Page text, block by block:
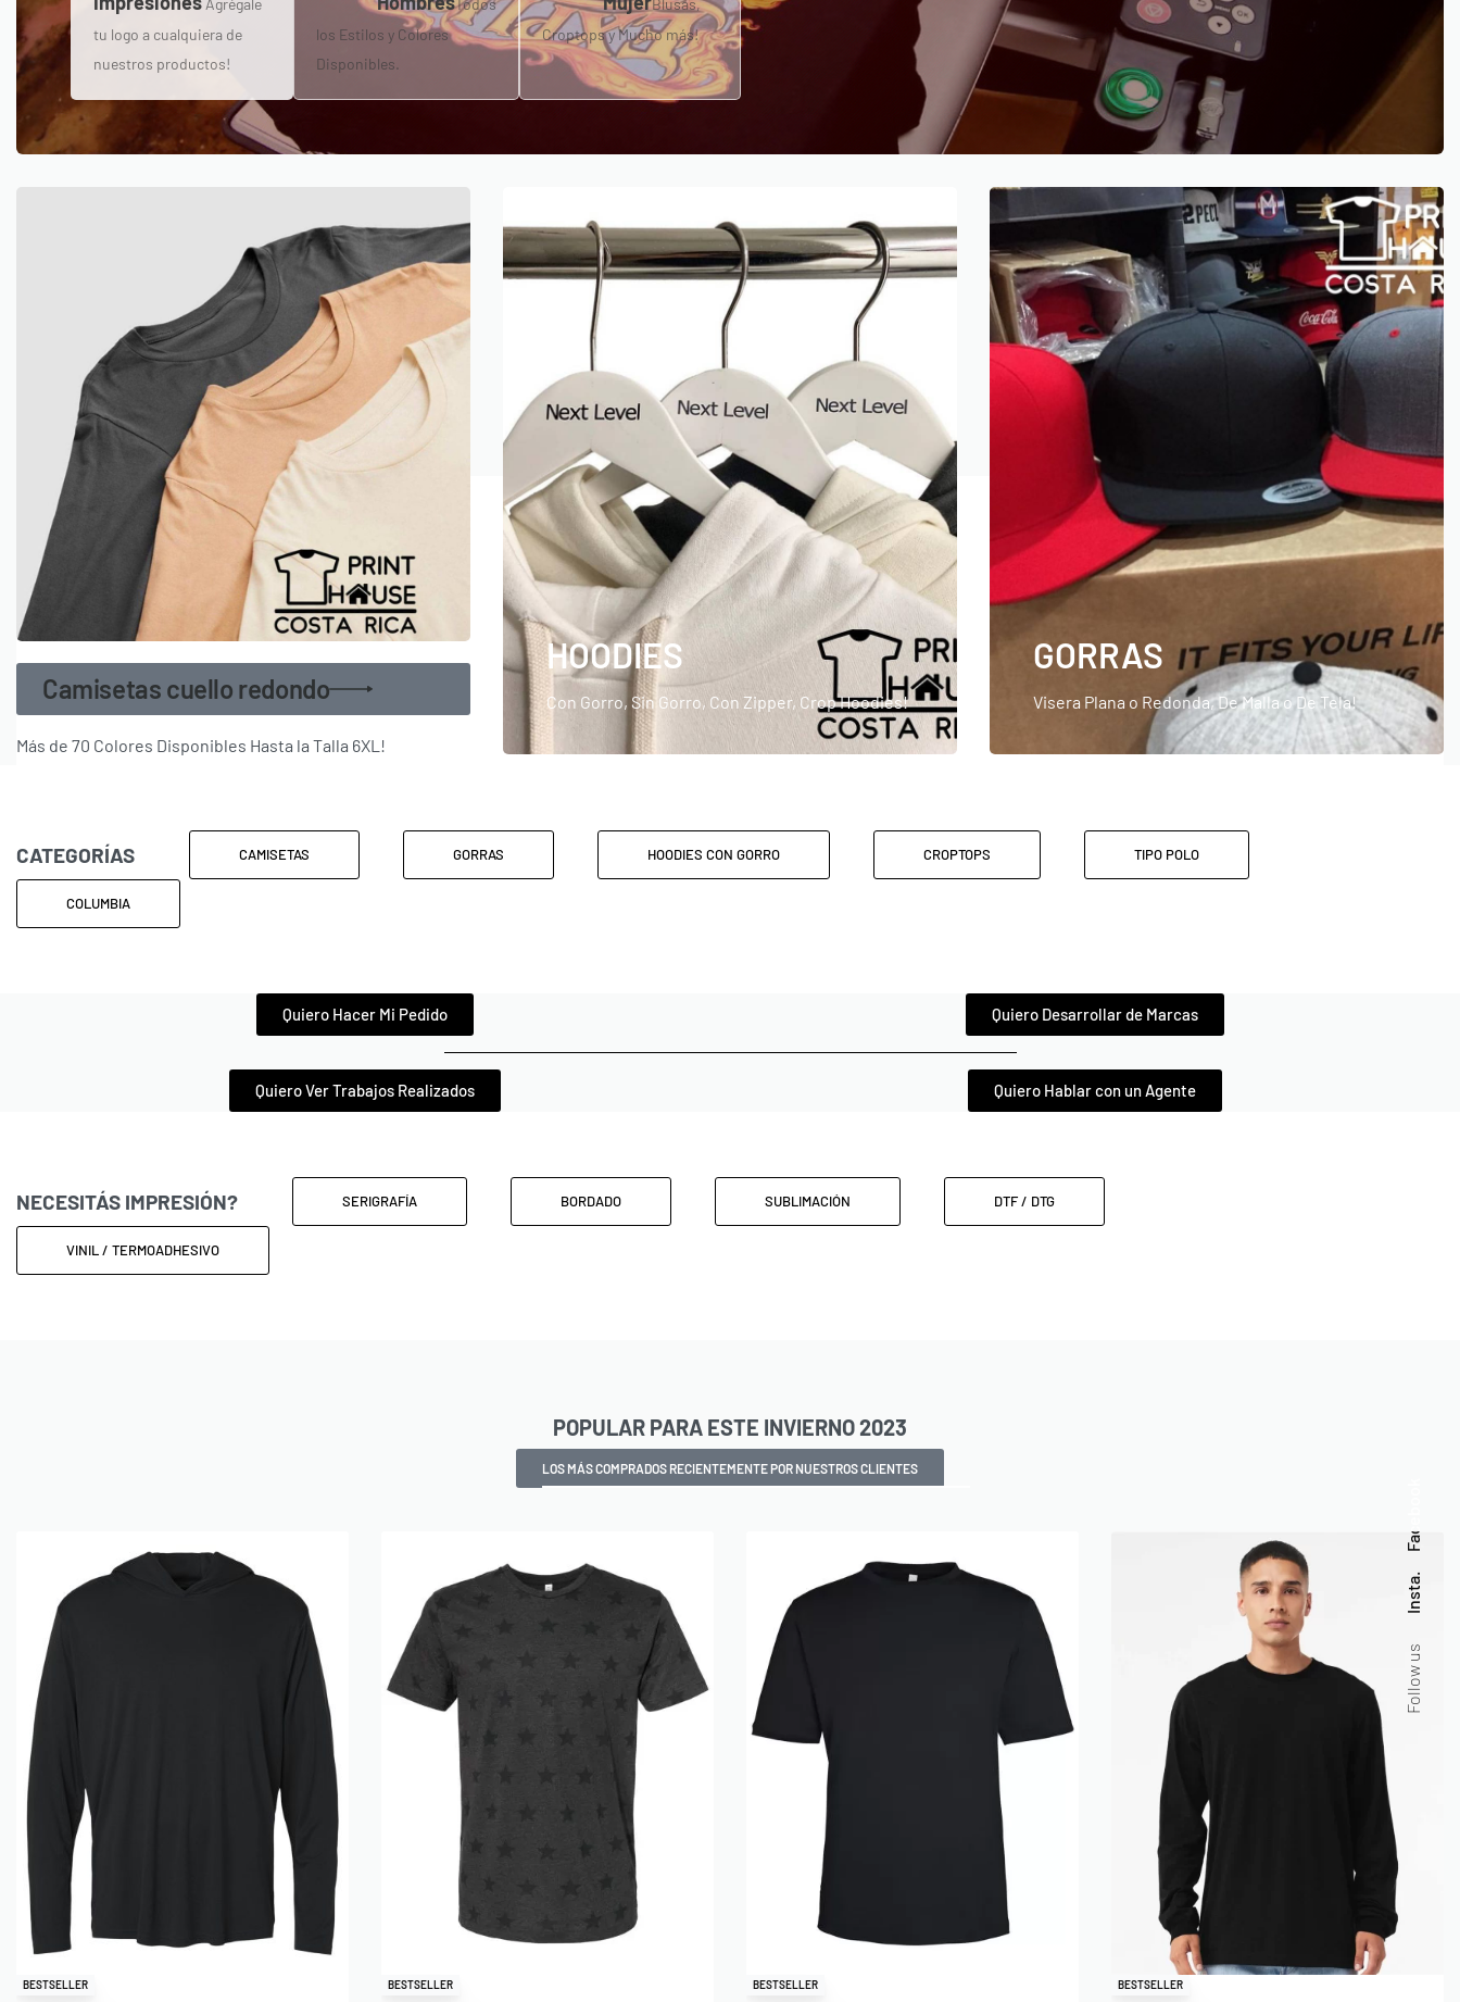
Agrégale
tu logo a cualquiera de
nuestros productos!
Todos
los Estilos y Colores
Disponibles.
Blusas,
Croptops y Mucho más!
Camisetas cuello redondo
Más de 70 Colores Disponibles Hasta la Talla 6XL!
HOODIES
Con Gorro, Sin Gorro, Con Zipper, Crop Hoodies!
GORRAS
Visera Plana o Redonda, De Malla o De Tela!
CATEGORÍAS CAMISETAS GORRAS HOODIES CON GORRO CROPTOPS TIPO POLO
COLUMBIA
Quiero Hacer Mi Pedido Quiero Desarrollar de Marcas
Quiero Ver Trabajos Realizados Quiero Hablar con un Agente
NECESITÁS IMPRESIÓN? SERIGRAFÍA BORDADO SUBLIMACIÓN DTF / DTG
VINIL / TERMOADHESIVO
POPULAR PARA ESTE INVIERNO 2023
LOS MÁS COMPRADOS RECIENTEMENTE POR NUESTROS CLIENTES
BESTSELLER BESTSELLER BESTSELLER BESTSELLER
Follow us
Insta.
Facebook